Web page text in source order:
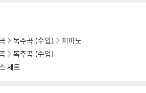
독주곡 (수입)
피아노
독주곡 (수입)
세트